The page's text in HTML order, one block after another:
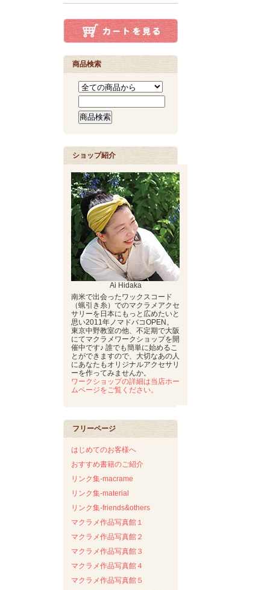
商品検索
ショップ紹介
Ai Hidaka
南米で出会ったワックスコード
（蝋引き糸）でのマクラメアクセ
サリーを日本にもっと広めたいと
思い2011年ノマドバコOPEN。
東京中野教室の他、不定期で大阪
にてマクラメワークショップを開
催中です♪ 誰でも簡単に始めるこ
とができますので、大切なあの人
にあなたもオリジナルアクセサリ
ーを作ってみませんか。
ワークショップの詳細は当店ホー
ムページをご覧ください。
フリーページ
はじめてのお客様へ
おすすめ書籍のご紹介
リンク集-macrame
リンク集-material
リンク集-friends&others
マクラメ作品写真館１
マクラメ作品写真館２
マクラメ作品写真館３
マクラメ作品写真館４
マクラメ作品写真館５